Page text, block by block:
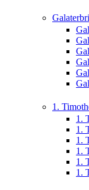
1.
1.
1.
1.
1.
1.
1.